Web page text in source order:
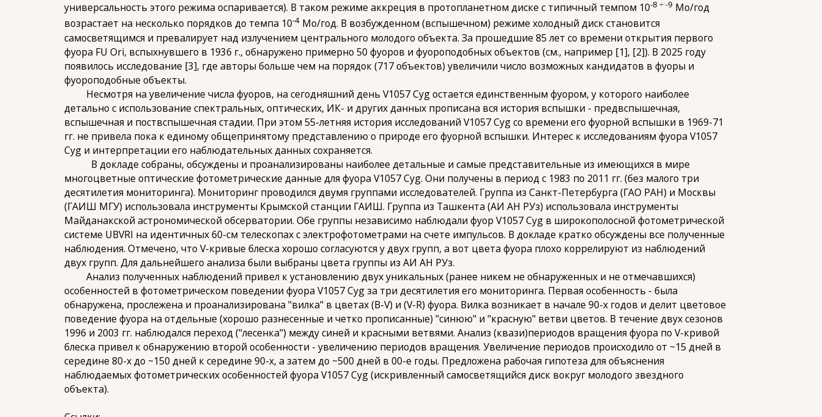
универсальность этого режима оспаривается). В таком режиме аккреция в протопланетном диске с типичный темпом 10-8 ÷ -9 Мо/год
возрастает на несколько порядков до темпа 10-4 Мо/год. В возбужденном (вспышечном) режиме холодный диск становится
самосветящимся и превалирует над излучением центрального молодого объекта. За прошедшие 85 лет со времени открытия первого
фуора FU Ori, вспыхнувшего в 1936 г., обнаружено примерно 50 фуоров и фуороподобных объектов (см., например [1], [2]). В 2025 году
появилось исследование [3], где авторы больше чем на порядок (717 объектов) увеличили число возможных кандидатов в фуоры и
фуороподобные объекты.
Несмотря на увеличение числа фуоров, на сегодняшний день V1057 Cyg остается единственным фуором, у которого наиболее
детально с использование спектральных, оптических, ИК- и других данных прописана вся история вспышки - предвспышечная,
вспышечная и поствспышечная стадии. При этом 55-летняя история исследований V1057 Cyg со времени его фуорной вспышки в 1969-71
гг. не привела пока к единому общепринятому представлению о природе его фуорной вспышки. Интерес к исследованиям фуора V1057
Cyg и интерпретации его наблюдательных данных сохраняется.
В докладе собраны, обсуждены и проанализированы наиболее детальные и самые представительные из имеющихся в мире
многоцветные оптические фотометрические данные для фуора V1057 Cyg. Они получены в период с 1983 по 2011 гг. (без малого три
десятилетия мониторинга). Мониторинг проводился двумя группами исследователей. Группа из Санкт-Петербурга (ГАО РАН) и Москвы
(ГАИШ МГУ) использовала инструменты Крымской станции ГАИШ. Группа из Ташкента (АИ АН РУз) использовала инструменты
Майданакской астрономической обсерватории. Обе группы независимо наблюдали фуор V1057 Cyg в широкополосной фотометрической
системе UBVRI на идентичных 60-см телескопах с электрофотометрами на счете импульсов. В докладе кратко обсуждены все полученные
наблюдения. Отмечено, что V-кривые блеска хорошо согласуются у двух групп, а вот цвета фуора плохо коррелируют из наблюдений
двух групп. Для дальнейшего анализа были выбраны цвета группы из АИ АН РУз.
Анализ полученных наблюдений привел к установлению двух уникальных (ранее никем не обнаруженных и не отмечавшихся)
особенностей в фотометрическом поведении фуора V1057 Cyg за три десятилетия его мониторинга. Первая особенность - была
обнаружена, прослежена и проанализирована "вилка" в цветах (B-V) и (V-R) фуора. Вилка возникает в начале 90-х годов и делит цветовое
поведение фуора на отдельные (хорошо разнесенные и четко прописанные) "синюю" и "красную" ветви цветов. В течение двух сезонов
1996 и 2003 гг. наблюдался переход ("лесенка") между синей и красными ветвями. Анализ (квази)периодов вращения фуора по V-кривой
блеска привел к обнаружению второй особенности - увеличению периодов вращения. Увеличение периодов происходило от ~15 дней в
середине 80-х до ~150 дней к середине 90-х, а затем до ~500 дней в 00-е годы. Предложена рабочая гипотеза для объяснения
наблюдаемых фотометрических особенностей фуора V1057 Cyg (искривленный самосветящийся диск вокруг молодого звездного
объекта).